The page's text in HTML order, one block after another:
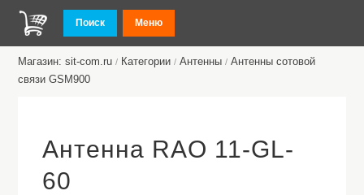
Поиск Меню
Магазин: sit-com.ru / Категории / Антенны / Антенны сотовой
связи GSM900
Антенна RAO 11-GL-
60